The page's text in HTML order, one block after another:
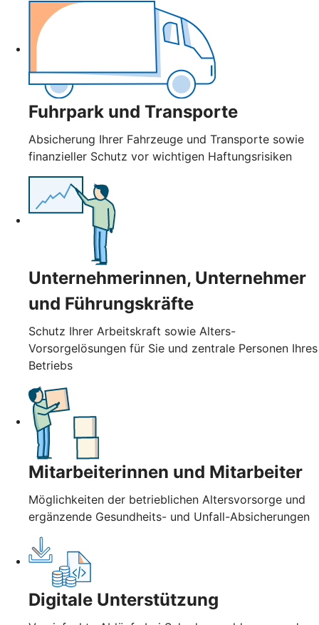
Fuhrpark und Transporte
Absicherung Ihrer Fahrzeuge und Transporte sowie
finanzieller Schutz vor wichtigen Haftungsrisiken
Unternehmerinnen, Unternehmer
und Führungskräfte
Schutz Ihrer Arbeitskraft sowie Alters-
Vorsorgelösungen für Sie und zentrale Personen Ihres
Betriebs
Mitarbeiterinnen und Mitarbeiter
Möglichkeiten der betrieblichen Altersvorsorge und
ergänzende Gesundheits- und Unfall-Absicherungen
Digitale Unterstützung